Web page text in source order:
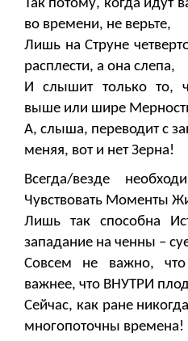
Так потому, когда идут
во времени, не верьте,
Лишь на Струне
расплести, а она слепа,
И слышит только то,
выше или шире
А, слыша, переводит с
меняя, вот и нет Зерна!
Всегда/везде
Чувствовать Моменты
Лишь так способна
западание на ченны –
Совсем не важно,
важнее, что ВНУТРИ
Сейчас, как ране
многопоточны времена!